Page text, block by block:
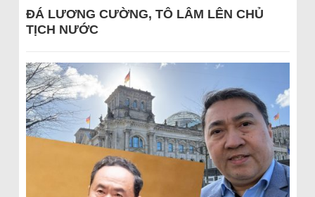
ĐÁ LƯƠNG CƯỜNG, TÔ LÂM LÊN CHỦ
TỊCH NƯỚC